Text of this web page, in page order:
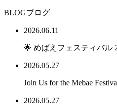
BLOGブログ
2026.06.11
🌟 めばえフェスティバル
2026.05.27
Join Us for the Mebae
2026.05.27